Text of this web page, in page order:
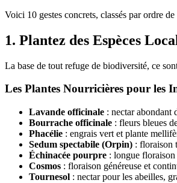
Voici 10 gestes concrets, classés par ordre
1. Plantez des Espèces
La base de tout refuge de biodiversité, ce
Les Plantes Nourricières pour les
Lavande officinale : nectar abondant
Bourrache officinale : fleurs bleues
Phacélie : engrais vert et plante
Sedum spectabile (Orpin) : floraison
Échinacée pourpre : longue floraison
Cosmos : floraison généreuse et
Tournesol : nectar pour les abeilles,